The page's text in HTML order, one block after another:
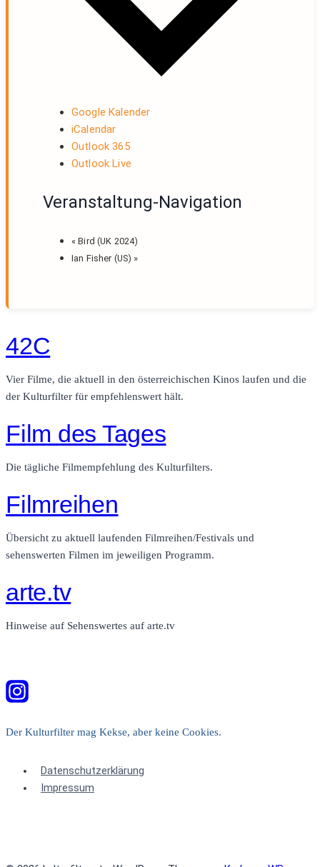
Google Kalender
iCalendar
Outlook 365
Outlook Live
Veranstaltung-Navigation
« Bird (UK 2024)
Ian Fisher (US) »
42C
Vier Filme, die aktuell in den österreichischen Kinos laufen und die
der Kulturfilter für empfehlenswert hält.
Film des Tages
Die tägliche Filmempfehlung des Kulturfilters.
Filmreihen
Übersicht zu aktuell laufenden Filmreihen/Festivals und
sehenswerten Filmen im jeweiligen Programm.
arte.tv
Hinweise auf Sehenswertes auf arte.tv
Der Kulturfilter mag Kekse, aber keine Cookies.
Datenschutzerklärung
Impressum